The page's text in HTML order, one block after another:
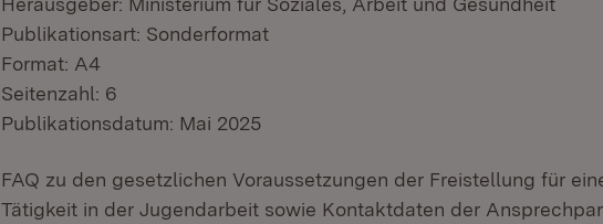
Publikationsart: Sonderformat
Format: A4
Seitenzahl: 6
Publikationsdatum: Mai 2025
FAQ zu den gesetzlichen Voraussetzungen der Freistellung für
Tätigkeit in der Jugendarbeit sowie Kontaktdaten der